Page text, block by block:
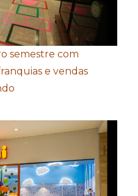
semestre com
e vendas